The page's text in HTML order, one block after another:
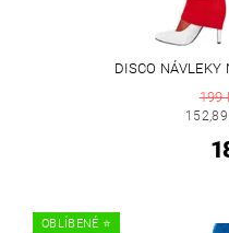
DISCO NÁVLEKY
199
OBLÍBENÉ ⭐️